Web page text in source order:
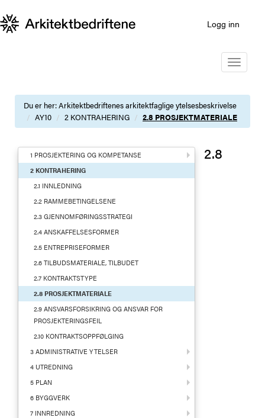
Logg inn
Toggle
Du er her:Arkitektbedriftenes arkitektfaglige ytelsesbeskrivelse
AY10
2 KONTRAHERING 2.8 PROSJEKTMATERIALE
1 PROSJEKTERING OG KOMPETANSE
2 KONTRAHERING
2.1 INNLEDNING
2.2 RAMMEBETINGELSENE
2.3 GJENNOMFØRINGSSTRATEGI
2.4 ANSKAFFELSESFORMER
2.5 ENTREPRISEFORMER
2.6 TILBUDSMATERIALE, TILBUDET
2.7 KONTRAKTSTYPE
2.8 PROSJEKTMATERIALE
2.9 ANSVARSFORSIKRING OG ANSVAR FOR
PROSJEKTERINGSFEIL
2.10 KONTRAKTSOPPFØLGING
3 ADMINISTRATIVE YTELSER
4 UTREDNING
5 PLAN
6 BYGGVERK
7 INNREDNING
2.8